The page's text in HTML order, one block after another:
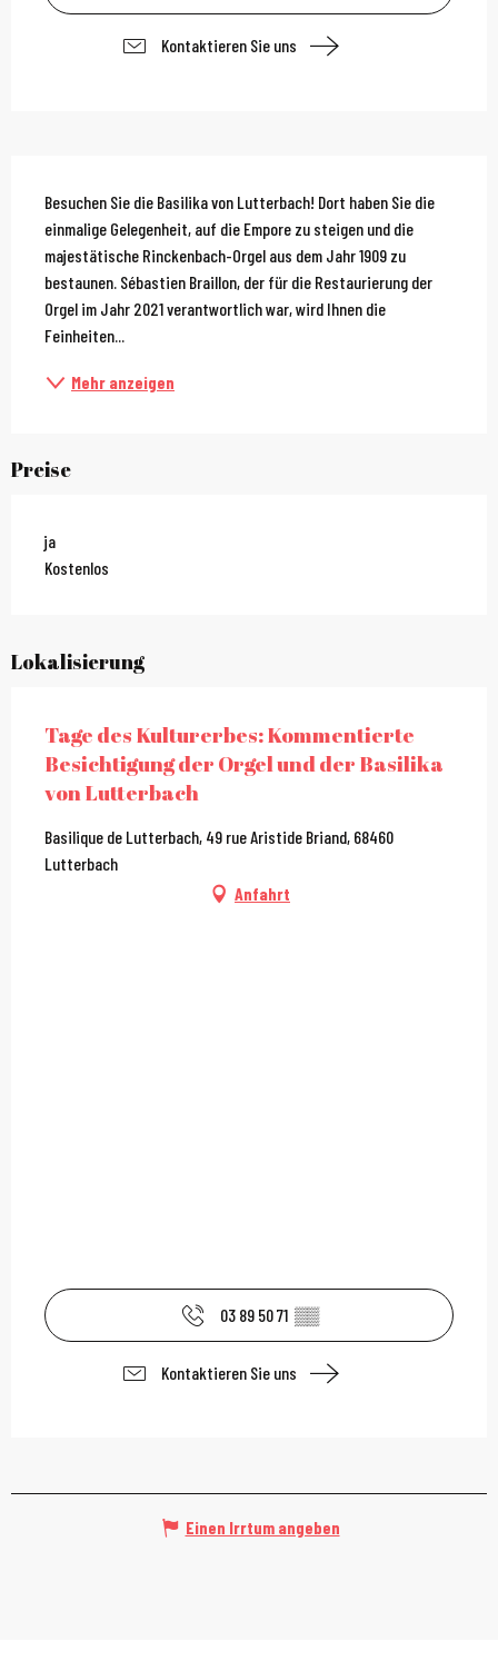
Kontaktieren Sie uns
Beschreibung
Besuchen Sie die Basilika von Lutterbach! Dort haben Sie die
einmalige Gelegenheit, auf die Empore zu steigen und die
majestätische Rinckenbach-Orgel aus dem Jahr 1909 zu
bestaunen. Sébastien Braillon, der für die Restaurierung der
Orgel im Jahr 2021 verantwortlich war, wird Ihnen die
Feinheiten...
Mehr anzeigen
Preise
ja
Kostenlos
Lokalisierung
Tage des Kulturerbes: Kommentierte
Besichtigung der Orgel und der Basilika
von Lutterbach
Basilique de Lutterbach, 49 rue Aristide Briand, 68460
Lutterbach
Anfahrt
03 89 50 71 ▒▒
Kontaktieren Sie uns
Einen Irrtum angeben